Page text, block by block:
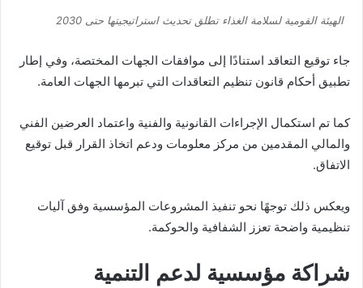
الهيئة القومية لسلامة الغذاء تطلق تحديث استراتيجيتها حتى 2030
جاء توقيع التعاقد استنادًا إلى موافقات الجهات المختصة، وفي إطار
تطبيق أحكام قانون تنظيم التعاقدات التي تبرمها الجهات العامة.
كما تم استكمال الإجراءات القانونية والفنية واعتماد العرضين الفني
والمالي المقدمين من مركز معلومات ودعم اتخاذ القرار قبل توقيع
الاتفاق.
ويعكس ذلك توجهًا نحو تنفيذ المشروعات المؤسسية وفق آليات
تنظيمية واضحة تعزز الشفافية والحوكمة.
شراكة مؤسسية لدعم التنمية